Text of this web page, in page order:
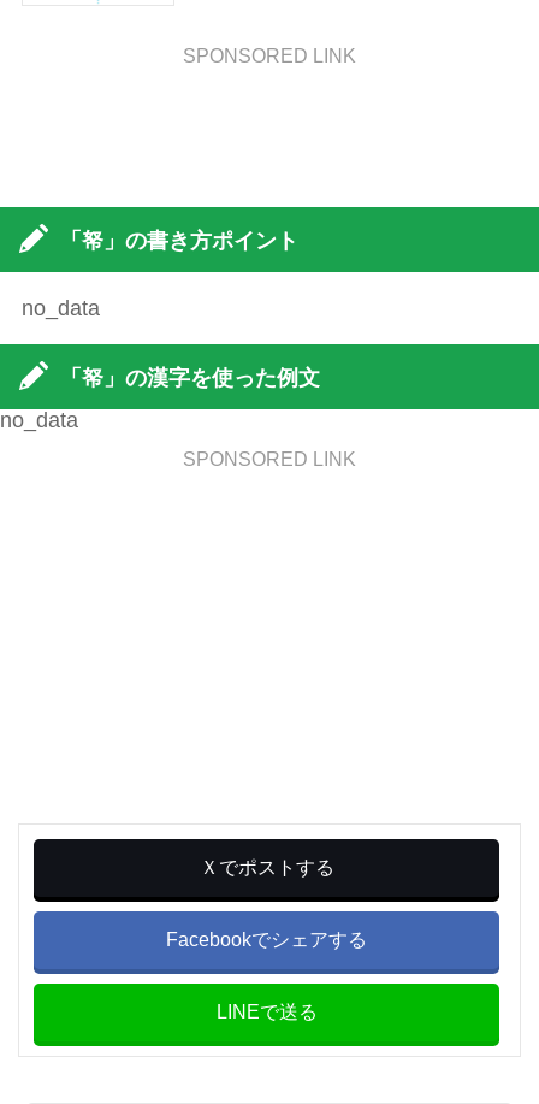
SPONSORED LINK
「帑」の書き方ポイント
no_data
「帑」の漢字を使った例文
no_data
SPONSORED LINK
Ｘでポストする
Facebookでシェアする
LINEで送る